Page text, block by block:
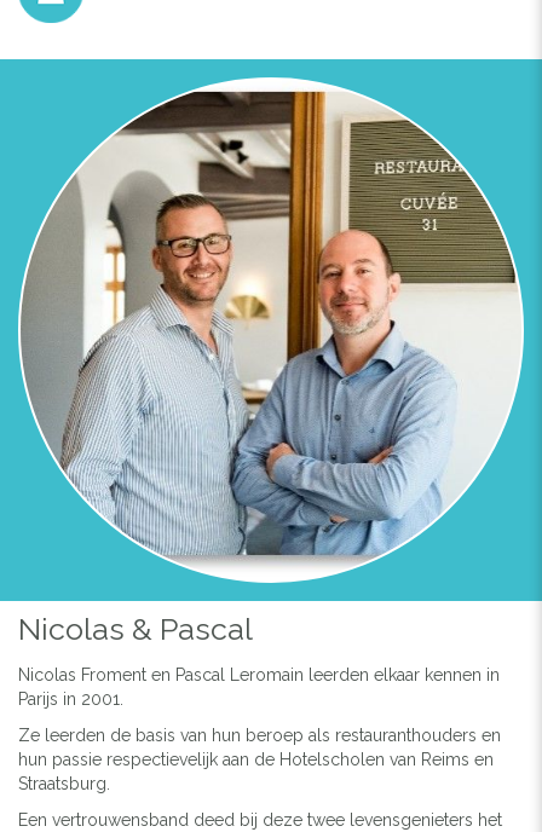
Previous
Nicolas & Pascal
Nicolas Froment en Pascal Leromain leerden elkaar kennen in
Parijs in 2001.
Ze leerden de basis van hun beroep als restauranthouders en
hun passie respectievelijk aan de Hotelscholen van Reims en
Straatsburg.
Een vertrouwensband deed bij deze twee levensgenieters het